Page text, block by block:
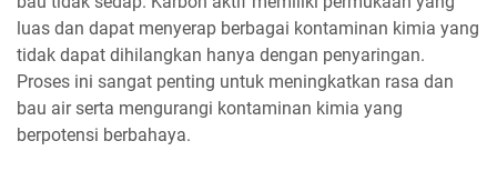
luas dan dapat menyerap berbagai kontaminan kimia yang
tidak dapat dihilangkan hanya dengan penyaringan.
Proses ini sangat penting untuk meningkatkan rasa dan
bau air serta mengurangi kontaminan kimia yang
berpotensi berbahaya.